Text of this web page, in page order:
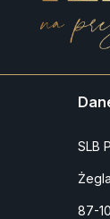
SLB
87-